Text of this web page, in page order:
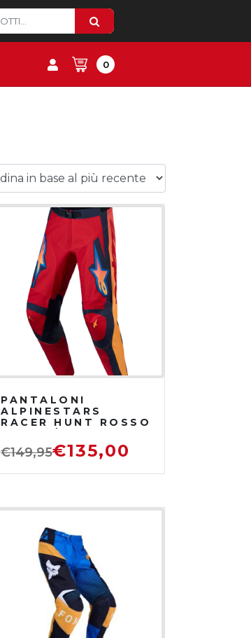
0
PANTALONI
ALPINESTARS
RACER HUNT ROSSO
PIETRA/CORALLO
CALDO
€149,95€135,00